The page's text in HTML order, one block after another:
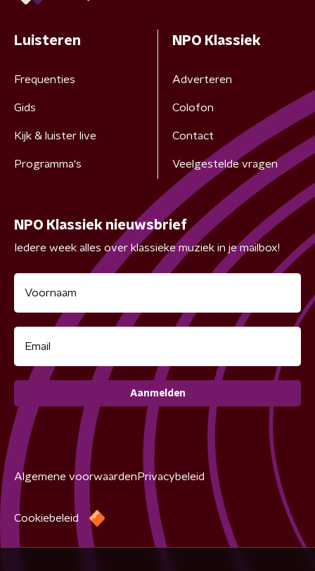
Luisteren
Frequenties
Gids
Kijk & luister live
Programma's
NPO Klassiek
Adverteren
Colofon
Contact
Veelgestelde vragen
NPO Klassiek nieuwsbrief
Iedere week alles over klassieke muziek in je mailbox!
Aanmelden
Algemene voorwaarden Privacybeleid
Cookiebeleid